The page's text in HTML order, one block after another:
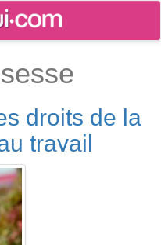
droits de la
travail